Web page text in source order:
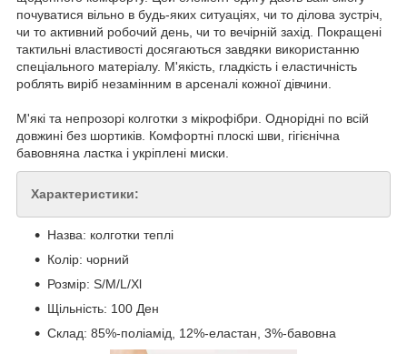
почуватися вільно в будь-яких ситуаціях, чи то ділова зустріч,
чи то активний робочий день, чи то вечірній захід. Покращені
тактильні властивості досягаються завдяки використанню
спеціального матеріалу. М'якість, гладкість і еластичність
роблять виріб незамінним в арсеналі кожної дівчини.
М'які та непрозорі колготки з мікрофібри. Однорідні по всій
довжині без шортиків. Комфортні плоскі шви, гігієнічна
бавовняна ластка і укріплені миски.
Характеристики:
Назва: колготки теплі
Колір: чорний
Розмір: S/M/L/Xl
Щільність: 100 Ден
Склад: 85%-поліамід, 12%-еластан, 3%-бавовна